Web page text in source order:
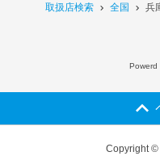
取扱店検索 全国 兵
Powerd
Copyright ©